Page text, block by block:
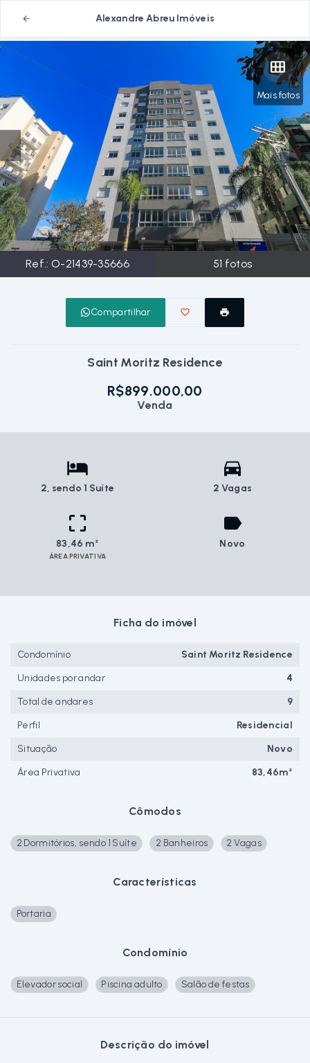
Alexandre Abreu Imóveis
Mais fotos
Ref.:O-21439-35666 51 fotos
Compartilhar
Saint Moritz Residence
R$899.000,00
Venda
2, sendo 1 Suíte 2 Vagas
83,46 m²
ÁREA PRIVATIVA
Novo
Cômodos
2 Dormitórios, sendo 1 Suíte 2 Banheiros 2 Vagas
Características
Portaria
Condomínio
Elevador social Piscina adulto Salão de festas
Descrição do imóvel
Ficha do imóvel
Condomínio
Saint Moritz Residence
Unidades por andar
4
Total de andares
9
Perfil
Residencial
Situação
Novo
Área Privativa
83,46m²